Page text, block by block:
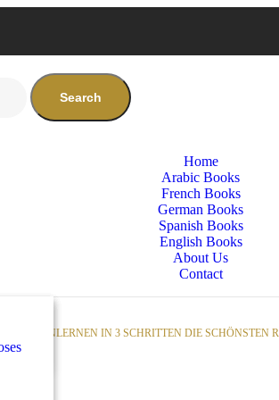
Search
Home
Arabic Books
French Books
German Books
Spanish Books
English Books
About Us
Contact
LESENLERNEN IN 3 SCHRITTEN DIE SCHÖNSTEN